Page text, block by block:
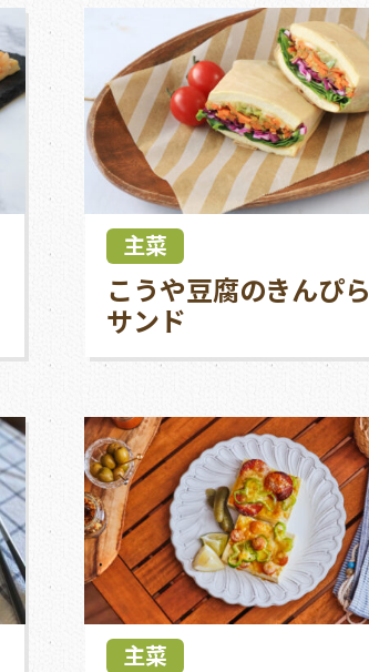
こうや豆腐のきんぴら
サンド
主菜
主菜